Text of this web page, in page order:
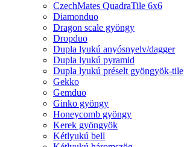
CzechMates QuadraTile 6x6
Diamonduo
Dragon scale gyöngy
Dropduo
Dupla lyukú anyósnyelv/dagger
Dupla lyukú pyramid
Dupla lyukú préselt gyöngyök-tile
Gekko
Gemduo
Ginko gyöngy
Honeycomb gyöngy
Kerek gyöngyök
Kétlyukú bell